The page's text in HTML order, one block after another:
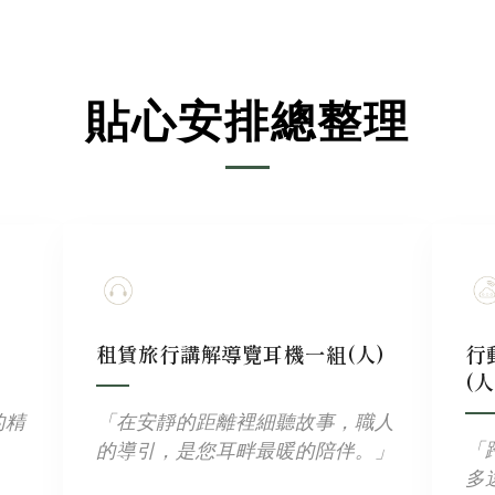
貼心安排總整理
精
租賃旅行講解導覽耳機一組(人)
「在安靜的距離裡細聽故事，職人
的導引，是您耳畔最暖的陪伴。」
行
(
多